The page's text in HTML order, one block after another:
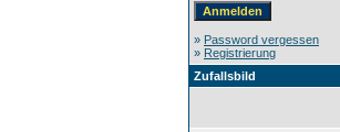
» Password vergessen
» Registrierung
Zufallsbild